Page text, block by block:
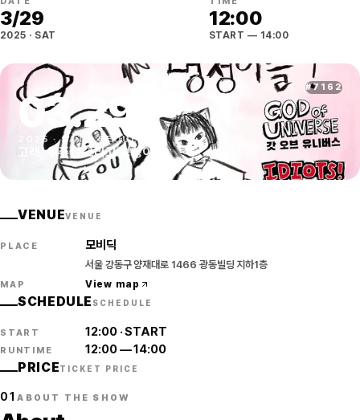
3/29
2025 · SAT
12:00
START — 14:00
#7162
03.29
2025 ·SAT ·SEOUL
고래, 우주신 그리고 멍청이들
VENUEVENUE
PLACE 모비딕
서울 강동구 양재대로 1466 광동빌딩 지하1층
MAP View map
SCHEDULE SCHEDULE
START 12:00·START
RUNTIME 12:00—14:00
PRICETICKET PRICE
01ABOUT THE SHOW